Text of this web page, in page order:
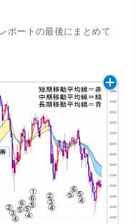
ポートの最後にまとめて